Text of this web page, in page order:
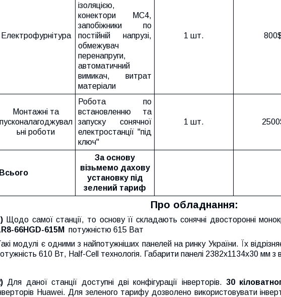
Електрофурнітура
ізоляцією,
конектори МС4,
запобіжники по
постійній напрузі,
обмежувач
перенапруги,
автоматичний
вимикач, витрат
матеріали
1 шт.
Монтажні та
пусконалагоджувал
ьні роботи
Робота по
встановленню та
запуску сонячної
електростанції "під
ключ"
1 шт.
Всього
За основу
візьмемо дахову
установку під
зелений тариф
Про обладнання:
Щодо самої станції, то основу її складають сонячні двосторонні
66HGD-615M
потужністю 615 Ват
модулі є одними з найпотужніших панелей на ринку України. Їх
610 Вт, Half-Cell технологія. Габарити панелі 2382x1134x30 мм з
Для даної станції доступні дві конфігурації інверторів.30
Huawei. Для зеленого тарифу дозволено використовувати